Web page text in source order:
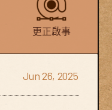
更正啟事
Jun 26, 2025